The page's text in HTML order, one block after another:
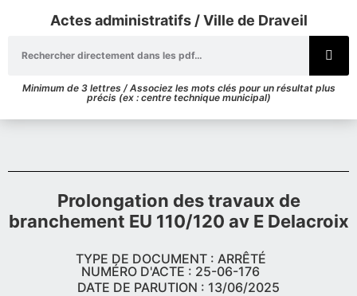
Actes administratifs / Ville de Draveil
Minimum de 3 lettres / Associez les mots clés pour un résultat plus
précis (ex : centre technique municipal)
Prolongation des travaux de
branchement EU 110/120 av E Delacroix
TYPE DE DOCUMENT : ARRÊTÉ
NUMÉRO D'ACTE : 25-06-176
DATE DE PARUTION : 13/06/2025